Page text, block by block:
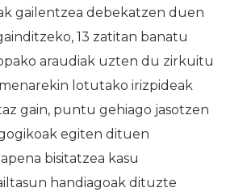
gailentzea debekatzen duen
13 zatitan banatu
araudiak uzten du zirkuitu
lotutako irizpideak
gain, puntu gehiago jasotzen
egiten dituen
bisitatzea kasu
handiagoak dituzte